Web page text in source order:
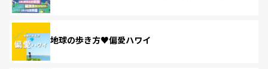
地球の歩き方♥偏愛ハワイ